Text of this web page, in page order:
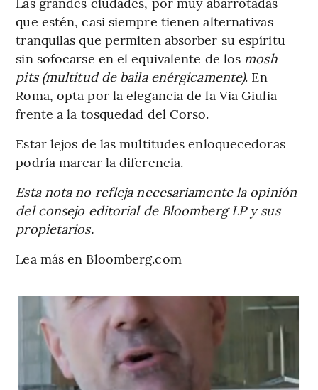
que estén, casi siempre tienen alternativas
tranquilas que permiten absorber su espíritu
sin sofocarse en el equivalente de los mosh
pits (multitud de baila enérgicamente). En
Roma, opta por la elegancia de la Via Giulia
frente a la tosquedad del Corso.
Estar lejos de las multitudes enloquecedoras
podría marcar la diferencia.
Esta nota no refleja necesariamente la opinión
del consejo editorial de Bloomberg LP y sus
propietarios.
Lea más en Bloomberg.com